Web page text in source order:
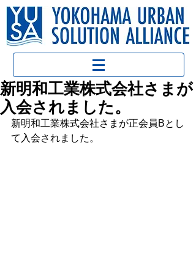
新明和工業株式会社さまが
入会されました。
新明和工業株式会社さまが正会員Bとし
て入会されました。